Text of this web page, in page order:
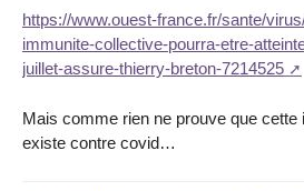
https://www.ouest-france.fr/sante/
immunite-collective-pourra-etre-
juillet-assure-thierry-breton-7214525
Mais comme rien ne prouve que
existe contre covid…